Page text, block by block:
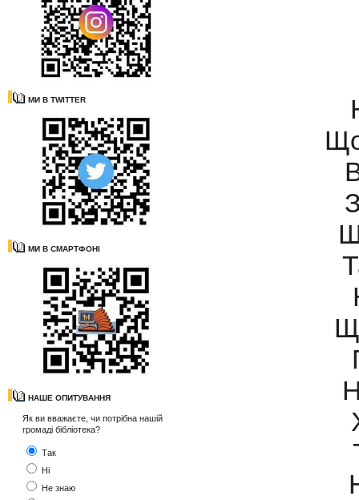
МИ В TWITTER
МИ В СМАРТФОНІ
НАШЕ ОПИТУВАННЯ
Як ви вважаєте, чи потрібна нашій
громаді бібліотека?
Так
Ні
Не знаю